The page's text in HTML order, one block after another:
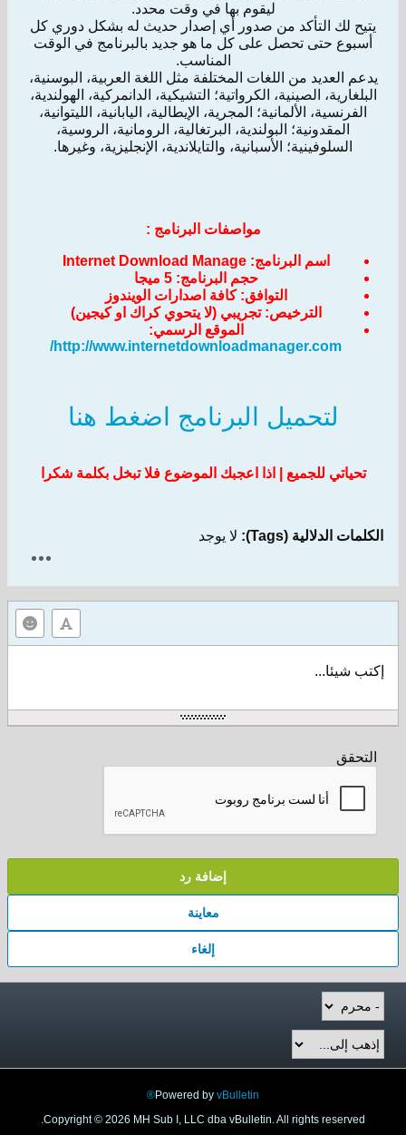
ليقوم بها في وقت محدد.
يتيح لك التأكد من صدور أي إصدار حديث له بشكل دوري كل
أسبوع حتى تحصل على كل ما هو جديد بالبرنامج في الوقت
المناسب.
يدعم العديد من اللغات المختلفة مثل اللغة العربية، البوسنية،
البلغارية، الصينية، الكرواتية؛ التشيكية، الدانمركية، الهولندية،
الفرنسية، الألمانية؛ المجرية، الإيطالية، اليابانية، الليتوانية،
المقدونية؛ البولندية، البرتغالية، الرومانية، الروسية،
السلوفينية؛ الأسبانية، والتايلاندية، الإنجليزية، وغيرها.
مواصفات البرنامج :
اسم البرنامج: Internet Download Manage
حجم البرنامج: 5 ميجا
التوافق: كافة اصدارات الويندوز
الترخيص: تجريبي (لا يتحوي كراك او كيجين)
الموقع الرسمي:
http://www.internetdownloadmanager.com/
لتحميل البرنامج اضغط هنا
تحياتي للجميع | اذا اعجبك الموضوع فلا تبخل بكلمة شكرا
الكلمات الدلالية (Tags): لا يوجد
إكتب شيئا...
التحقق
إضافة رد
معاينة
إلغاء
Powered by vBulletin®
Copyright © 2026 MH Sub I, LLC dba vBulletin. All rights reserved.